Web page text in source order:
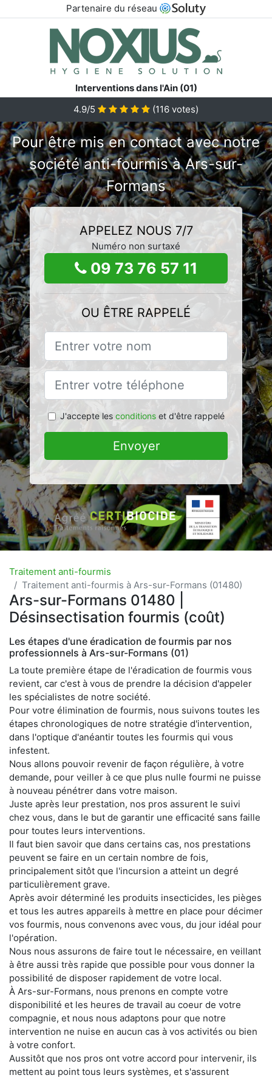
Partenaire du réseau
Interventions dans l'Ain (01)
4.9/5
(116 votes)
Pour être mis en contact avec notre
société anti-fourmis à Ars-sur-
Formans
APPELEZ NOUS 7/7
Numéro non surtaxé
09 73 76 57 11
OU ÊTRE RAPPELÉ
J'accepte les conditionset d'être rappelé
Envoyer
Traitement anti-fourmis
Traitement anti-fourmis à Ars-sur-Formans (01480)
Ars-sur-Formans 01480 |
Désinsectisation fourmis (coût)
Les étapes d'une éradication de fourmis par nos
professionnels à Ars-sur-Formans (01)
La toute première étape de l'éradication de fourmis vous
revient, car c'est à vous de prendre la décision d'appeler
les spécialistes de notre société.
Pour votre élimination de fourmis, nous suivons toutes les
étapes chronologiques de notre stratégie d'intervention,
dans l'optique d'anéantir toutes les fourmis qui vous
infestent.
Nous allons pouvoir revenir de façon régulière, à votre
demande, pour veiller à ce que plus nulle fourmi ne puisse
à nouveau pénétrer dans votre maison.
Juste après leur prestation, nos pros assurent le suivi
chez vous, dans le but de garantir une efficacité sans faille
pour toutes leurs interventions.
Il faut bien savoir que dans certains cas, nos prestations
peuvent se faire en un certain nombre de fois,
principalement sitôt que l'incursion a atteint un degré
particulièrement grave.
Après avoir déterminé les produits insecticides, les pièges
et tous les autres appareils à mettre en place pour décimer
vos fourmis, nous convenons avec vous, du jour idéal pour
l'opération.
Nous nous assurons de faire tout le nécessaire, en veillant
à être aussi très rapide que possible pour vous donner la
possibilité de disposer rapidement de votre local.
À Ars-sur-Formans, nous prenons en compte votre
disponibilité et les heures de travail au coeur de votre
compagnie, et nous nous adaptons pour que notre
intervention ne nuise en aucun cas à vos activités ou bien
à votre confort.
Aussitôt que nos pros ont votre accord pour intervenir, ils
mettent au point tous leurs systèmes, et s'assurent